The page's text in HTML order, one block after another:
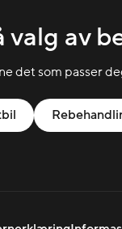
valg av
det som passer